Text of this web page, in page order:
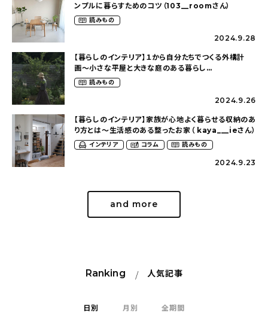
ンプルに暮らすためのコツ（103__roomさん）
読みもの
2024.9.28
【暮らしのインテリア】１から自分たちでつくる外構計
画〜小さな平屋と大きな庭のある暮らし
（tsumikiniwaさん）
読みもの
2024.9.26
【暮らしのインテリア】家族が心地よく暮らせる収納のあ
り方とは〜生活感のある整ったお家（ kaya___ieさん）
インテリア コラム 読みもの
2024.9.23
and more
Ranking 人気記事
日別 月別 全期間